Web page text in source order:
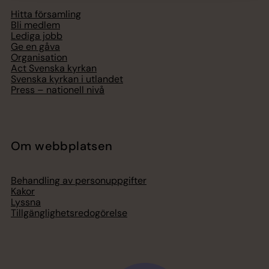
Hitta församling
Bli medlem
Lediga jobb
Ge en gåva
Organisation
Act Svenska kyrkan
Svenska kyrkan i utlandet
Press – nationell nivå
Om webbplatsen
Behandling av personuppgifter
Kakor
Lyssna
Tillgänglighetsredogörelse